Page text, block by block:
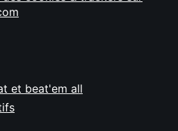
et beat'em all